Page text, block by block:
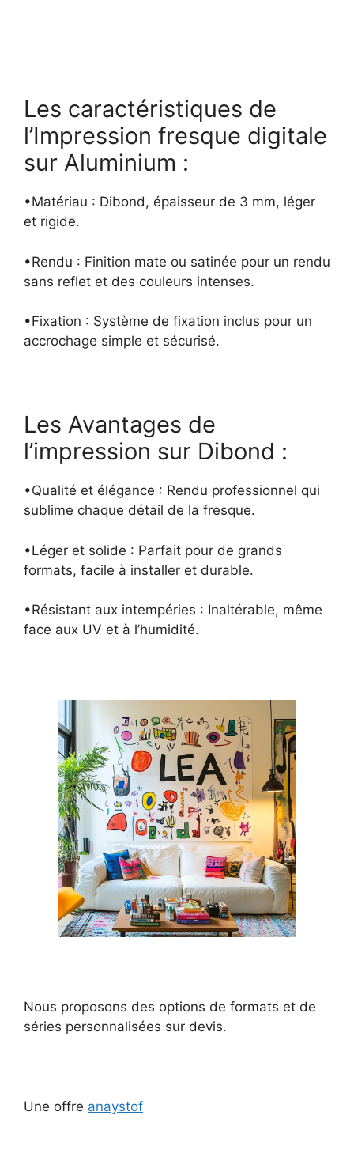
Les caractéristiques de
l’Impression fresque digitale
sur Aluminium :
•Matériau : Dibond, épaisseur de 3 mm, léger
et rigide.
•Rendu : Finition mate ou satinée pour un rendu
sans reflet et des couleurs intenses.
•Fixation : Système de fixation inclus pour un
accrochage simple et sécurisé.
Les Avantages de
l’impression sur Dibond :
•Qualité et élégance : Rendu professionnel qui
sublime chaque détail de la fresque.
•Léger et solide : Parfait pour de grands
formats, facile à installer et durable.
•Résistant aux intempéries : Inaltérable, même
face aux UV et à l’humidité.
Nous proposons des options de formats et de
séries personnalisées sur devis.
Une offre anaystof